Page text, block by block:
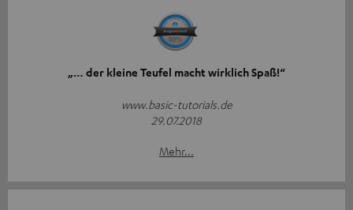
„… der kleine Teufel macht wirklich Spaß!“
www.basic-tutorials.de
29.07.2018
Mehr...